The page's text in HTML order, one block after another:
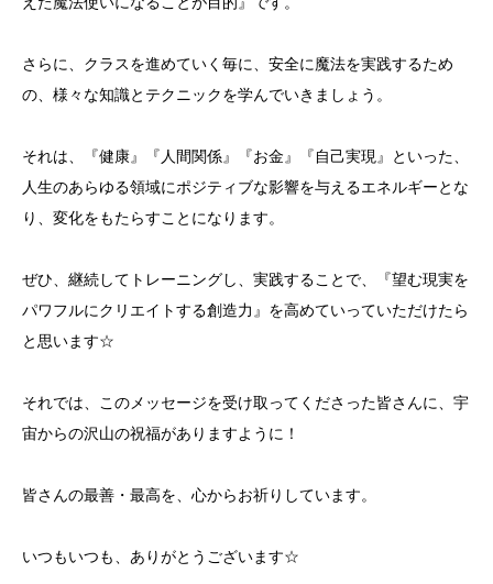
さらに、クラスを進めていく毎に、安全に魔法を実践するため
の、様々な知識とテクニックを学んでいきましょう。
それは、『健康』『人間関係』『お金』『自己実現』といった、
人生のあらゆる領域にポジティブな影響を与えるエネルギーとな
り、変化をもたらすことになります。
ぜひ、継続してトレーニングし、実践することで、『望む現実を
パワフルにクリエイトする創造力』を高めていっていただけたら
と思います☆
それでは、このメッセージを受け取ってくださった皆さんに、宇
宙からの沢山の祝福がありますように！
皆さんの最善・最高を、心からお祈りしています。
いつもいつも、ありがとうございます☆